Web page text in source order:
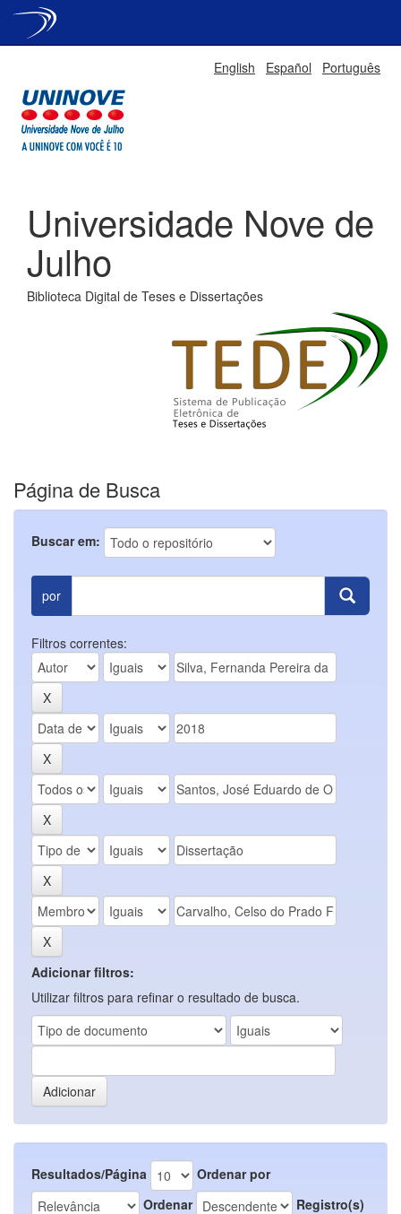
English Español Português
Universidade Nove de
Julho
Biblioteca Digital de Teses e Dissertações
Página de Busca
Buscar em:
por
Filtros correntes:
Adicionar filtros:
Utilizar filtros para refinar o resultado de busca.
Resultados/Página
Ordenar por
Ordenar
Registro(s)